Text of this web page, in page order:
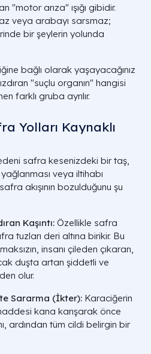
arıza" ışığı gibidir.
veya arabayı sarsmaz;
bir şeylerin yolunda
bağlı olarak yaşayacağınız
"suçlu organın" hangisi
farklı gruba ayrılır.
Yolları Kaynaklı
safra kesenizdeki bir taş,
veya iltihabı
akışının bozulduğunu şu
Kaşıntı: Özellikle safra
tuzları deri altına birikir. Bu
insanı çileden çıkaran,
duşta artan şiddetli ve
olur.
Sararma (İkter): Karaciğerin
kana karışarak önce
ardından tüm cildi belirgin bir